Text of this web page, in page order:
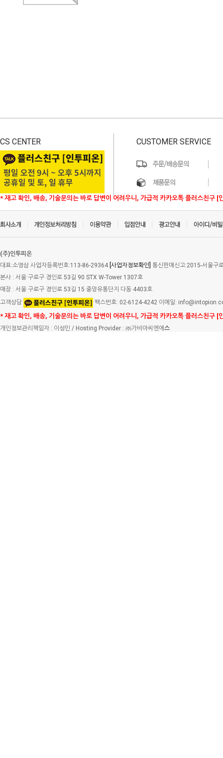
CS CENTER
* 재고 확인, 배송, 기술문의는 바로 답변이 어려우니, 가급적 카카오톡 플러스친구 [
CUSTOMER SERVICE
(주)인투피온
대표:소영삼 사업자등록번호:113-86-29364 [사업자정보확인] 통신판매신고:2015-서울구
본사 : 서울 구로구 경인로 53길 90 STX W-Tower 1307호
매장 : 서울 구로구 경인로 53길 15 중앙유통단지 다동 4403호
고객상담
팩스번호: 02-6124-4242 이메일:
* 재고 확인, 배송, 기술문의는 바로 답변이 어려우니, 가급적 카카오톡 플러스친구 [
개인정보관리책임자 : 이성민 / Hosting Provider : ㈜가비아씨엔에 스